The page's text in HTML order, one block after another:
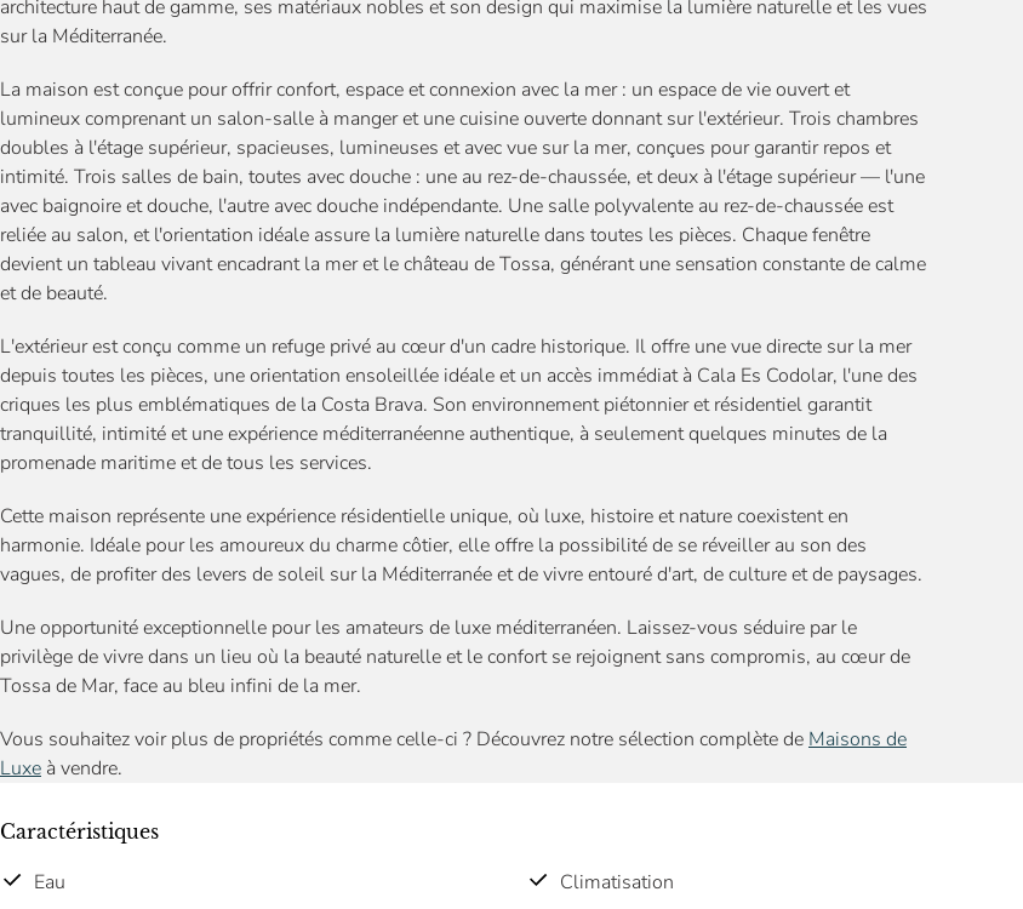
architecture haut de gamme, ses matériaux nobles et son design qui maximise la lumière naturelle et les vues
sur la Méditerranée.
La maison est conçue pour offrir confort, espace et connexion avec la mer : un espace de vie ouvert et
lumineux comprenant un salon-salle à manger et une cuisine ouverte donnant sur l'extérieur. Trois chambres
doubles à l'étage supérieur, spacieuses, lumineuses et avec vue sur la mer, conçues pour garantir repos et
intimité. Trois salles de bain, toutes avec douche : une au rez-de-chaussée, et deux à l'étage supérieur — l'une
avec baignoire et douche, l'autre avec douche indépendante. Une salle polyvalente au rez-de-chaussée est
reliée au salon, et l'orientation idéale assure la lumière naturelle dans toutes les pièces. Chaque fenêtre
devient un tableau vivant encadrant la mer et le château de Tossa, générant une sensation constante de calme
et de beauté.
L'extérieur est conçu comme un refuge privé au cœur d'un cadre historique. Il offre une vue directe sur la mer
depuis toutes les pièces, une orientation ensoleillée idéale et un accès immédiat à Cala Es Codolar, l'une des
criques les plus emblématiques de la Costa Brava. Son environnement piétonnier et résidentiel garantit
tranquillité, intimité et une expérience méditerranéenne authentique, à seulement quelques minutes de la
promenade maritime et de tous les services.
Cette maison représente une expérience résidentielle unique, où luxe, histoire et nature coexistent en
harmonie. Idéale pour les amoureux du charme côtier, elle offre la possibilité de se réveiller au son des
vagues, de profiter des levers de soleil sur la Méditerranée et de vivre entouré d'art, de culture et de paysages.
Une opportunité exceptionnelle pour les amateurs de luxe méditerranéen. Laissez-vous séduire par le
privilège de vivre dans un lieu où la beauté naturelle et le confort se rejoignent sans compromis, au cœur de
Tossa de Mar, face au bleu infini de la mer.
Vous souhaitez voir plus de propriétés comme celle-ci ? Découvrez notre sélection complète de Maisons de
Luxe à vendre.
Caractéristiques
Eau
Climatisation